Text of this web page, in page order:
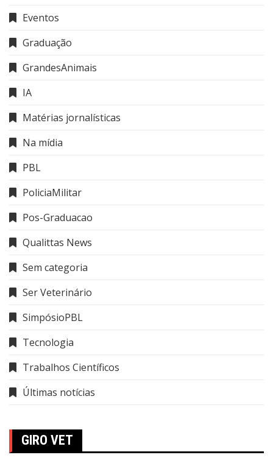
Eventos
Graduação
GrandesAnimais
IA
Matérias jornalísticas
Na mídia
PBL
PoliciaMilitar
Pos-Graduacao
Qualittas News
Sem categoria
Ser Veterinário
SimpósioPBL
Tecnologia
Trabalhos Científicos
Últimas notícias
GIRO VET